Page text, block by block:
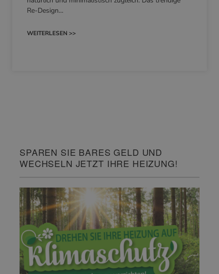
Re-Design…
WEITERLESEN >>
SPAREN SIE BARES GELD UND
WECHSELN JETZT IHRE HEIZUNG!